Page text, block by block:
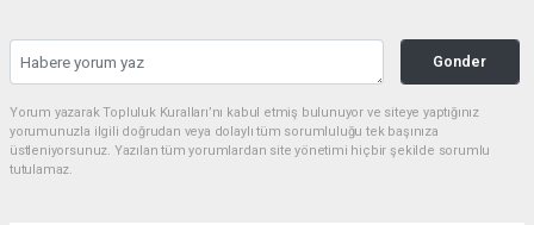
Gonder
Yorum yazarak Topluluk Kuralları’nı kabul etmiş bulunuyor ve siteye yaptığınız
yorumunuzla ilgili doğrudan veya dolaylı tüm sorumluluğu tek başınıza
üstleniyorsunuz. Yazılan tüm yorumlardan site yönetimi hiçbir şekilde sorumlu
tutulamaz.